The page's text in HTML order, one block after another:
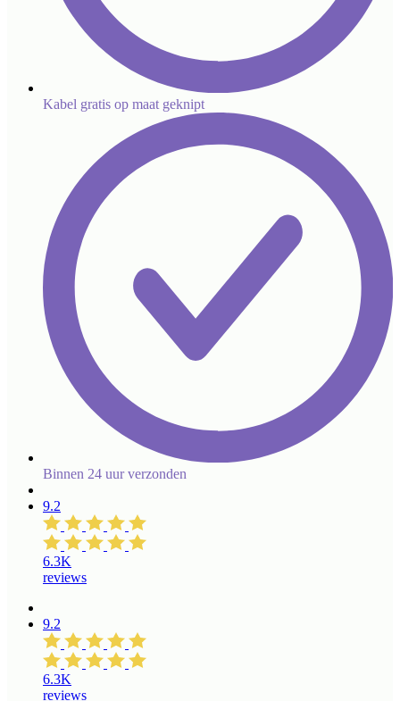
Kabel gratis op maat geknipt
Binnen 24 uur verzonden
9.2
6.3K
reviews
9.2
6.3K
reviews